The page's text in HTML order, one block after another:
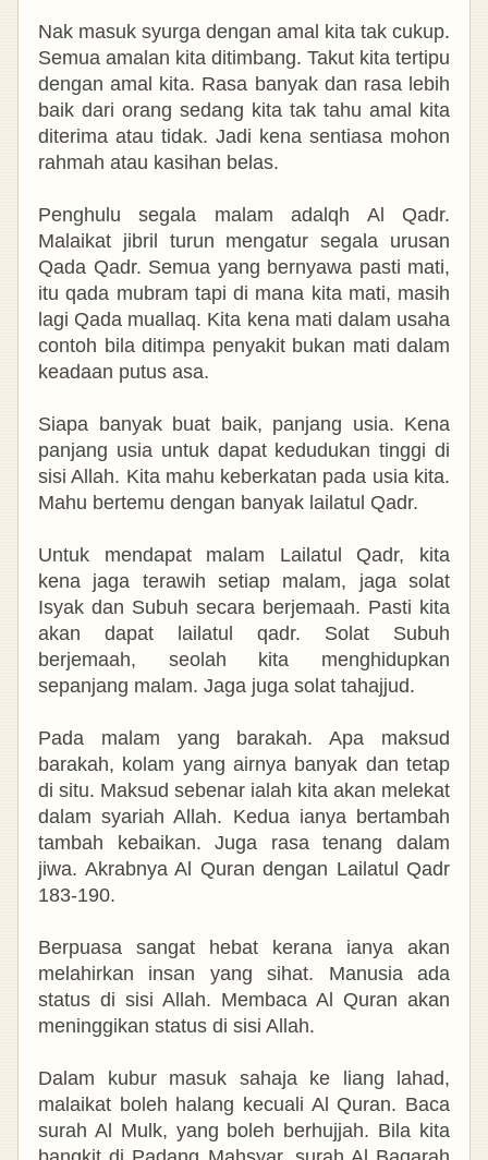
Nak masuk syurga dengan amal kita tak cukup.
Semua amalan kita ditimbang. Takut kita tertipu
dengan amal kita. Rasa banyak dan rasa lebih
baik dari orang sedang kita tak tahu amal kita
diterima atau tidak. Jadi kena sentiasa mohon
rahmah atau kasihan belas.
Penghulu segala malam adalqh Al Qadr.
Malaikat jibril turun mengatur segala urusan
Qada Qadr. Semua yang bernyawa pasti mati,
itu qada mubram tapi di mana kita mati, masih
lagi Qada muallaq. Kita kena mati dalam usaha
contoh bila ditimpa penyakit bukan mati dalam
keadaan putus asa.
Siapa banyak buat baik, panjang usia. Kena
panjang usia untuk dapat kedudukan tinggi di
sisi Allah. Kita mahu keberkatan pada usia kita.
Mahu bertemu dengan banyak lailatul Qadr.
Untuk mendapat malam Lailatul Qadr, kita
kena jaga terawih setiap malam, jaga solat
Isyak dan Subuh secara berjemaah. Pasti kita
akan dapat lailatul qadr. Solat Subuh
berjemaah, seolah kita menghidupkan
sepanjang malam. Jaga juga solat tahajjud.
Pada malam yang barakah. Apa maksud
barakah, kolam yang airnya banyak dan tetap
di situ. Maksud sebenar ialah kita akan melekat
dalam syariah Allah. Kedua ianya bertambah
tambah kebaikan. Juga rasa tenang dalam
jiwa. Akrabnya Al Quran dengan Lailatul Qadr
183-190.
Berpuasa sangat hebat kerana ianya akan
melahirkan insan yang sihat. Manusia ada
status di sisi Allah. Membaca Al Quran akan
meninggikan status di sisi Allah.
Dalam kubur masuk sahaja ke liang lahad,
malaikat boleh halang kecuali Al Quran. Baca
surah Al Mulk, yang boleh berhujjah. Bila kita